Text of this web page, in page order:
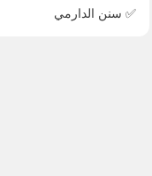
✅ سنن الدارمي